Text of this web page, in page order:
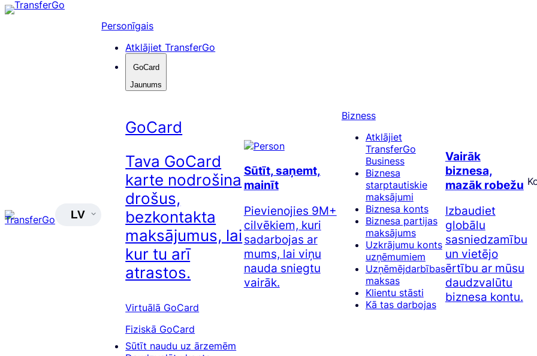
Pāriet
LV
Personīgais
Atklājiet TransferGo
GoCard
Jaunums
GoCard
Tava GoCard
karte nodrošina
drošus,
bezkontakta
maksājumus, lai
kur tu arī
atrastos.
Virtuālā GoCard
Fiziskā GoCard
Sūtīt naudu uz ārzemēm
Sūtīt, saņemt,
mainīt
Pievienojies 9M+
cilvēkiem, kuri
sadarbojas ar
mums, lai viņu
nauda sniegtu
vairāk.
Bizness
Atklājiet
TransferGo
Business
Biznesa
starptautiskie
maksājumi
Biznesa konts
Biznesa partijas
maksājums
Uzkrājumu konts
uzņēmumiem
Uzņēmējdarbības
maksas
Klientu stāsti
Kā tas darbojas
Vairāk
biznesa,
mazāk robežu
Izbaudiet
globālu
sasniedzamību
un vietējo
ērtību ar mūsu
daudzvalūtu
biznesa kontu.